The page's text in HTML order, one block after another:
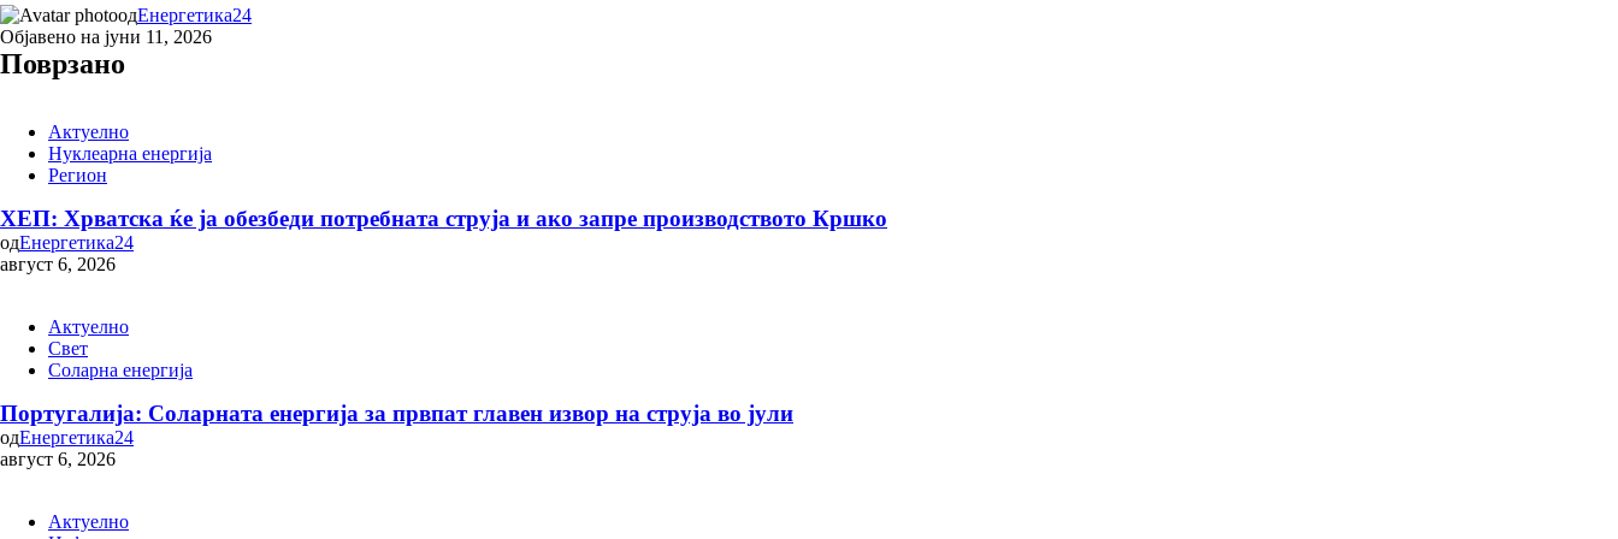
одЕнергетика24
Објавено на јуни 11, 2026
Поврзано
Актуелно
Нуклеарна енергија
Регион
ХЕП: Хрватска ќе ја обезбеди потребната струја и ако запре производството Кршко
одЕнергетика24
август 6, 2026
Актуелно
Свет
Соларна eнергија
Португалија: Соларната енергија за првпат главен извор на струја во јули
одЕнергетика24
август 6, 2026
Актуелно